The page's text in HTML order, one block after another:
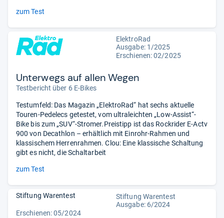
zum Test
ElektroRad
Ausgabe: 1/2025
Erschienen: 02/2025
Unterwegs auf allen Wegen
Testbericht über 6 E-Bikes
Testumfeld: Das Magazin „ElektroRad“ hat sechs aktuelle
Touren-Pedelecs getestet, vom ultraleichten „Low-Assist“-
Bike bis zum „SUV“-Stromer.Preistipp ist das Rockrider E-Actv
900 von Decathlon – erhältlich mit Einrohr-Rahmen und
klassischem Herrenrahmen. Clou: Eine klassische Schaltung
gibt es nicht, die Schaltarbeit
zum Test
Stiftung Warentest
Stiftung Warentest
Ausgabe: 6/2024
Erschienen: 05/2024